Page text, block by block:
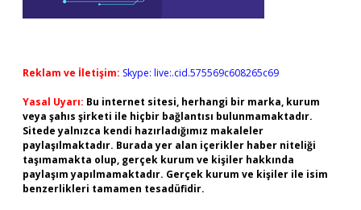
Reklam ve İletişim: Skype: live:.cid.575569c608265c69
Yasal Uyarı: Bu internet sitesi, herhangi bir marka, kurum
veya şahıs şirketi ile hiçbir bağlantısı bulunmamaktadır.
Sitede yalnızca kendi hazırladığımız makaleler
paylaşılmaktadır. Burada yer alan içerikler haber niteliği
taşımamakta olup, gerçek kurum ve kişiler hakkında
paylaşım yapılmamaktadır. Gerçek kurum ve kişiler ile isim
benzerlikleri tamamen tesadüfidir.